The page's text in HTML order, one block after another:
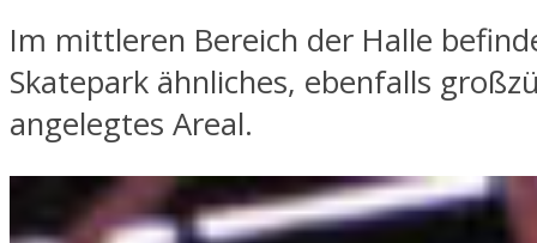
Im mittleren Bereich der Halle
Skatepark ähnliches, ebenfalls
angelegtes Areal.